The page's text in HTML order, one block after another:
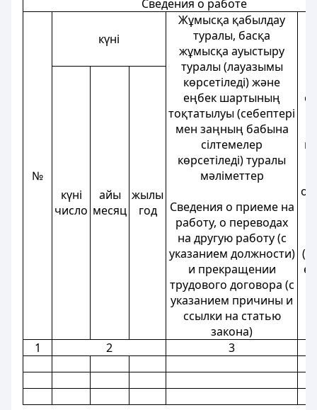
Сведения о работе
№
күні
Жұмысқа қабылдау
туралы, басқа
жұмысқа ауыстыру
туралы (лауазымы
көрсетіледі) және
еңбек шартының
тоқтатылуы (себептері
мен заңның бабына
сілтемелер
көрсетіледі) туралы
мәліметтер
Сведения о приеме на
работу, о переводах
на другую работу (с
указанием должности)
и прекращении
трудового договора (с
указанием причины и
ссылки на статью
закона)
күні
число
айы
месяц
жылы
год
1 2 3